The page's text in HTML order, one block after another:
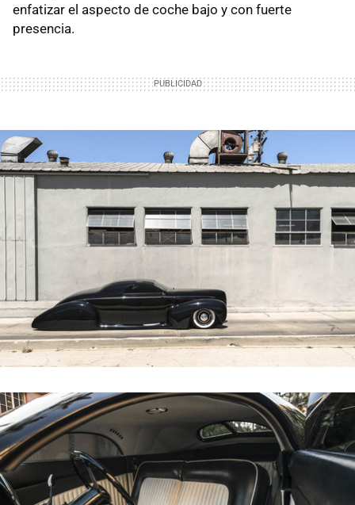
enfatizar el aspecto de coche bajo y con fuerte
presencia.